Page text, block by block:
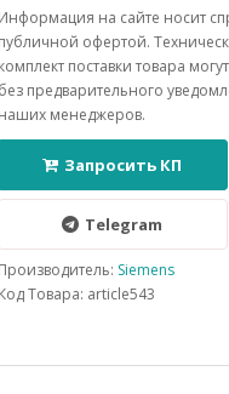
Информация на сайте носит
публичной офертой.
комплект поставки товара
без предварительного
наших менеджеров.
Запросить КП
Telegram
Производитель: Siemens
Код Товара: article543